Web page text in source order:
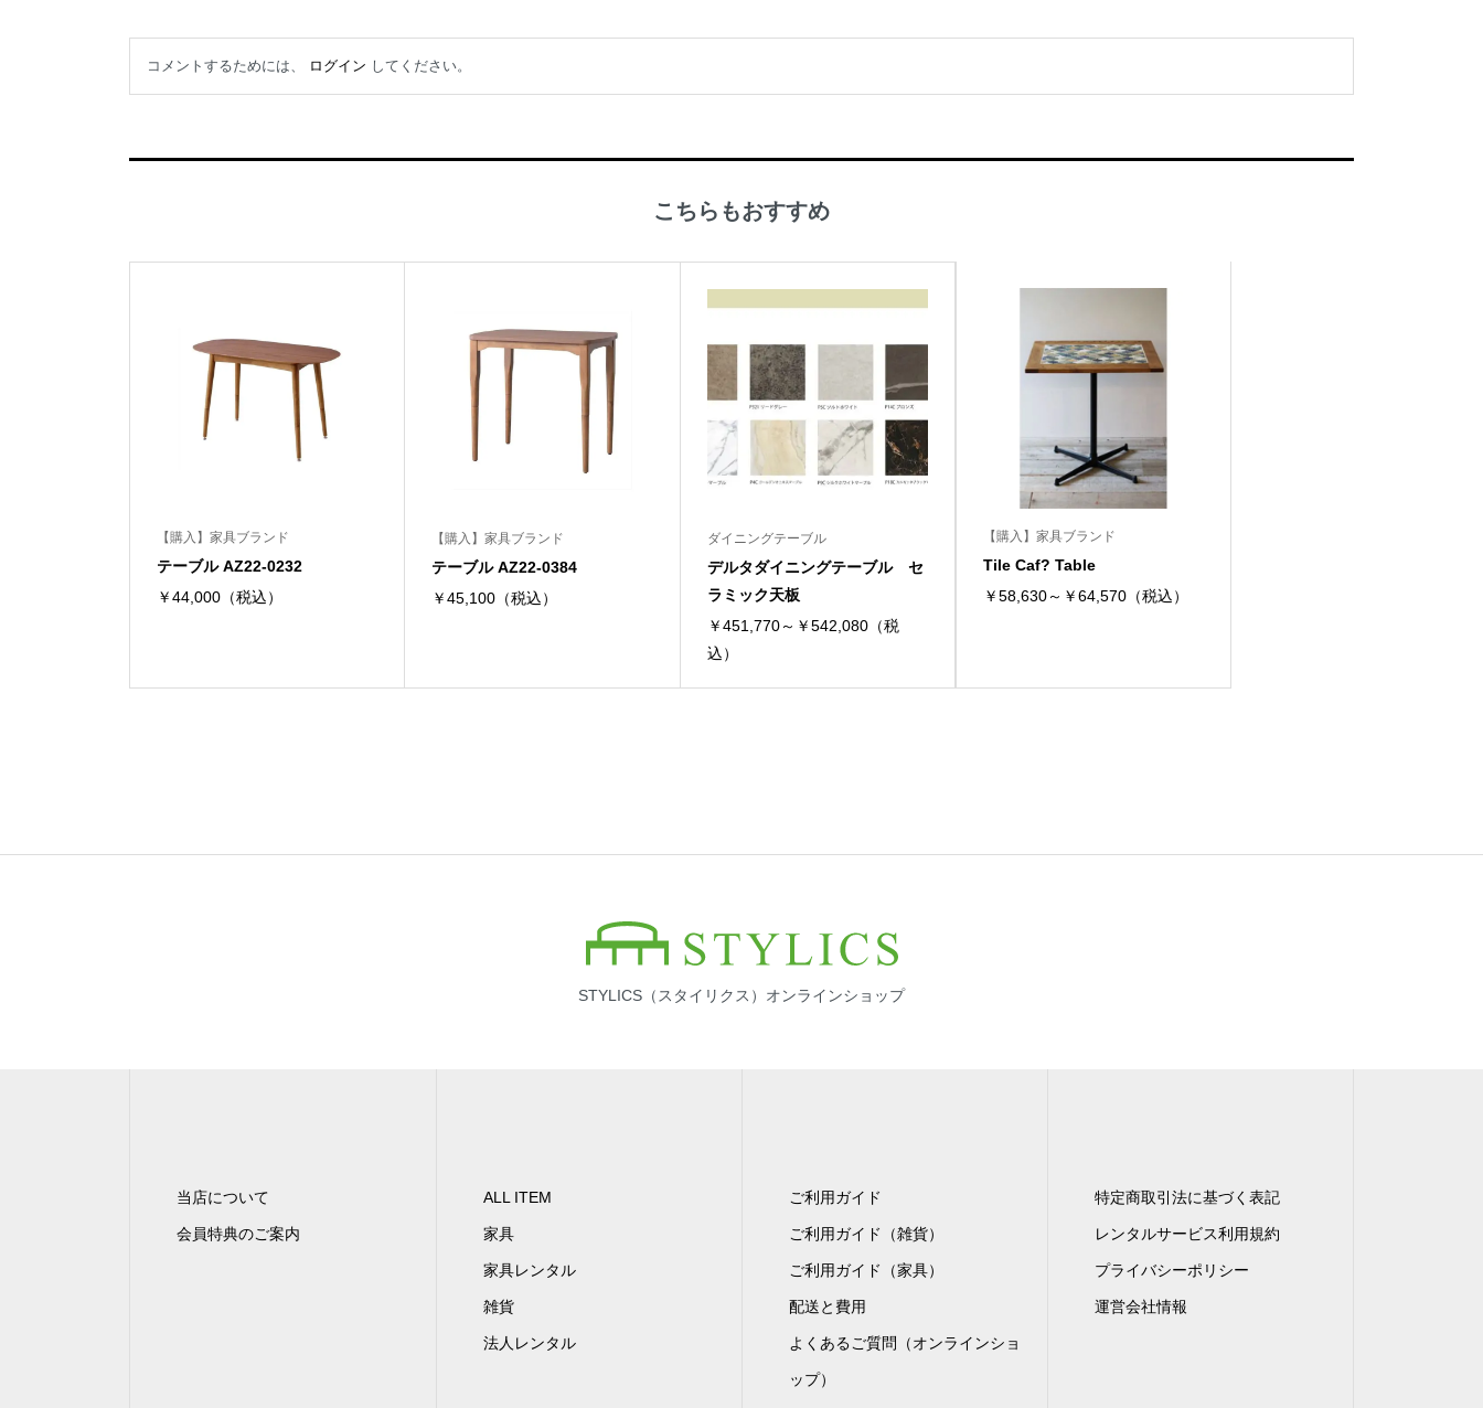
コメントするためには、 ログイン してください。
こちらもおすすめ
【購入】家具ブランド
テーブル AZ22-0232
￥44,000（税込）
【購入】家具ブランド
テーブル AZ22-0384
￥45,100（税込）
ダイニングテーブル
デルタダイニングテーブル セ
ラミック天板
￥451,770～￥542,080（税
込）
【購入】家具ブランド
Tile Caf? Table
￥58,630～￥64,570（税込）
STYLICS（スタイリクス）オンラインショップ
当店について
会員特典のご案内
ALL ITEM
家具
家具レンタル
雑貨
法人レンタル
ご利用ガイド
ご利用ガイド（雑貨）
ご利用ガイド（家具）
配送と費用
よくあるご質問（オンラインショ
ップ）
特定商取引法に基づく表記
レンタルサービス利用規約
プライバシーポリシー
運営会社情報